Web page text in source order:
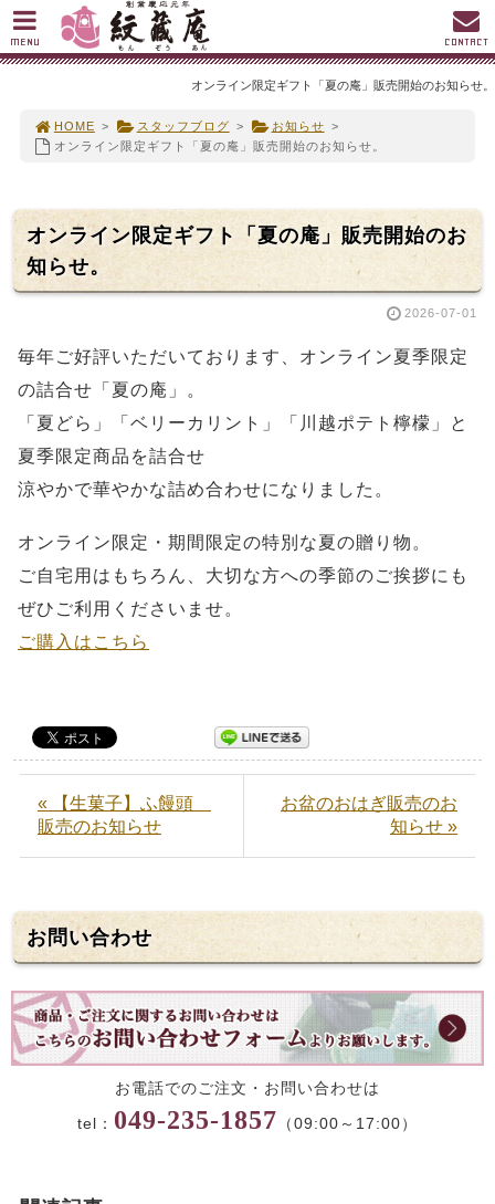
オンライン限定ギフト「夏の庵」販売開始のお知らせ。
HOME > スタッフブログ > お知らせ >
オンライン限定ギフト「夏の庵」販売開始のお知らせ。
オンライン限定ギフト「夏の庵」販売開始のお
知らせ。
2026-07-01
毎年ご好評いただいております、オンライン夏季限定
の詰合せ「夏の庵」。
「夏どら」「ベリーカリント」「川越ポテト檸檬」と
夏季限定商品を詰合せ
涼やかで華やかな詰め合わせになりました。
オンライン限定・期間限定の特別な夏の贈り物。
ご自宅用はもちろん、大切な方への季節のご挨拶にも
ぜひご利用くださいませ。
ご購入はこちら
« 【生菓子】ふ饅頭
販売のお知らせ
お盆のおはぎ販売のお
知らせ »
お問い合わせ
お電話でのご注文・お問い合わせは
tel： 049-235-1857 （09:00～17:00）
MENU CONTACT